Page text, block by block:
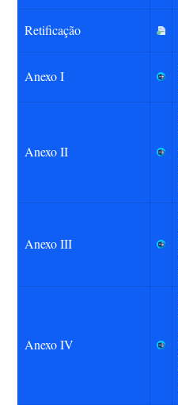
Retificação
Anexo I
Anexo II
Anexo III
Anexo IV